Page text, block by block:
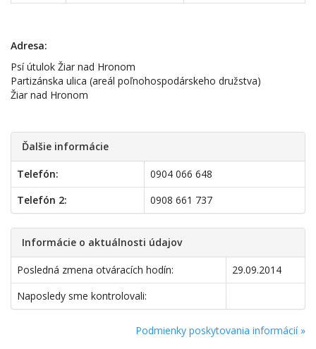
Adresa:
Psí útulok Žiar nad Hronom
Partizánska ulica (areál poľnohospodárskeho družstva)
Žiar nad Hronom
Ďalšie informácie
Telefón:
0904 066 648
Telefón 2:
0908 661 737
Informácie o aktuálnosti údajov
Posledná zmena otváracích hodín:
29.09.2014
Naposledy sme kontrolovali:
Podmienky poskytovania informácií »